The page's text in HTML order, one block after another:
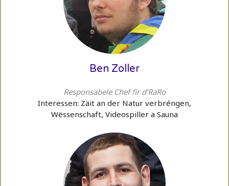
Ben Zoller
Responsabele Chef fir d’RaRo
Interessen: Zäit an der Natur verbréngen,
Wëssenschaft, Videospiller a Sauna